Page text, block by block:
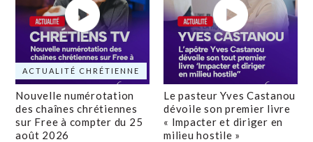
ACTUALITÉ CHRÉTIENNE
Nouvelle numérotation
des chaînes chrétiennes
sur Free à compter du 25
août 2026
Le pasteur Yves Castanou
dévoile son premier livre
« Impacter et diriger en
milieu hostile »